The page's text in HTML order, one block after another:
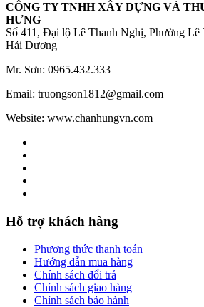
CÔNG TY TNHH XÂY DỰNG VÀ
HƯNG
Số 411, Đại lộ Lê Thanh Nghị, Phường Lê
Hải Dương
Mr. Sơn: 0965.432.333
Email: truongson1812@gmail.com
Website: www.chanhungvn.com
Hỗ trợ khách hàng
Phương thức thanh toán
Hướng dẫn mua hàng
Chính sách đổi trả
Chính sách giao hàng
Chính sách bảo hành